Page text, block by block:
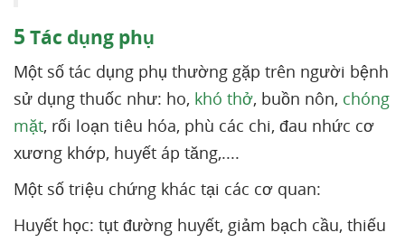
5 Tác dụng phụ
Một số tác dụng phụ thường gặp trên người bệnh
sử dụng thuốc như: ho, khó thở, buồn nôn, chóng
mặt, rối loạn tiêu hóa, phù các chi, đau nhức cơ
xương khớp, huyết áp tăng,....
Một số triệu chứng khác tại các cơ quan:
Huyết học: tụt đường huyết, giảm bạch cầu, thiếu